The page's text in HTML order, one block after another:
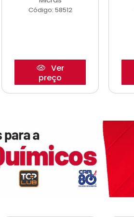
Código: 58512
Ver
preço